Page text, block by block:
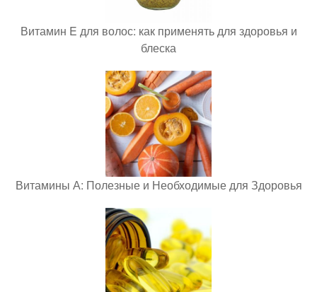
Витамин E для волос: как применять для здоровья и
блеска
Витамины А: Полезные и Необходимые для Здоровья